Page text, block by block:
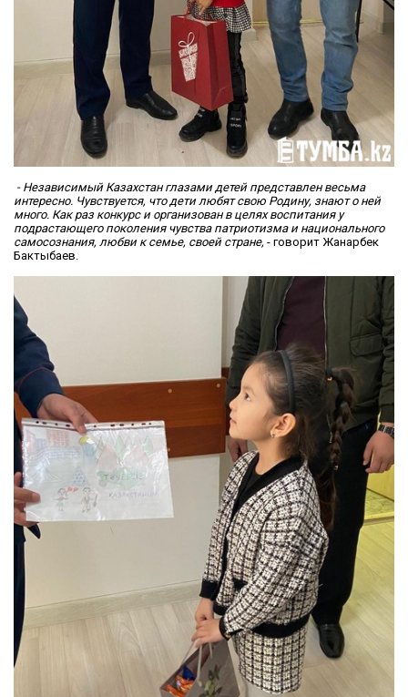
​ - Независимый Казахстан глазами детей представлен весьма
интересно. Чувствуется, что дети любят свою Родину, знают о ней
много. Как раз конкурс и организован в целях воспитания у
подрастающего поколения чувства патриотизма и национального
самосознания, любви к семье, своей стране, - говорит Жанарбек
Бактыбаев.